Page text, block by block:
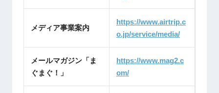
メディア事業案内
https://www.airtrip.c
o.jp/service/media/
メールマガジン「ま
ぐまぐ！」
https://www.mag2.c
om/